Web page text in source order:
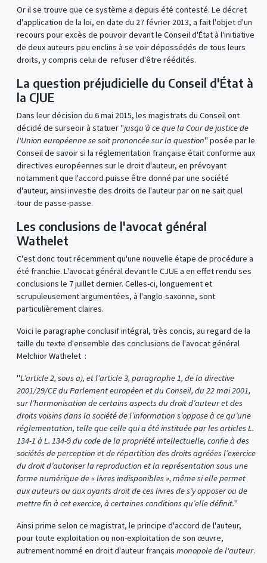
Or il se trouve que ce système a depuis été contesté. Le décret
d'application de la loi, en date du 27 février 2013, a fait l'objet d'un
recours pour excès de pouvoir devant le Conseil d'État à l'initiative
de deux auteurs peu enclins à se voir dépossédés de tous leurs
droits, y compris celui de refuser d'être réédités.
La question préjudicielle du Conseil d'État à
la CJUE
Dans leur décision du 6 mai 2015, les magistrats du Conseil ont
décidé de surseoir à statuer "jusqu'à ce que la Cour de justice de
l'Union européenne se soit prononcée sur la question" posée par le
Conseil de savoir si la réglementation française était conforme aux
directives européennes sur le droit d'auteur, en prévoyant
notamment que l'accord puisse être donné par une société
d'auteur, ainsi investie des droits de l'auteur par on ne sait quel
tour de passe-passe.
Les conclusions de l'avocat général
Wathelet
C'est donc tout récemment qu'une nouvelle étape de procédure a
été franchie. L'avocat général devant le CJUE a en effet rendu ses
conclusions le 7 juillet dernier. Celles-ci, longuement et
scrupuleusement argumentées, à l'anglo-saxonne, sont
particulièrement claires.
Voici le paragraphe conclusif intégral, très concis, au regard de la
taille du texte d'ensemble des conclusions de l'avocat général
Melchior Wathelet :
"L’article 2, sous a), et l’article 3, paragraphe 1, de la directive
2001/29/CE du Parlement européen et du Conseil, du 22 mai 2001,
sur l’harmonisation de certains aspects du droit d’auteur et des
droits voisins dans la société de l’information s’oppose à ce qu’une
réglementation, telle que celle qui a été instituée par les articles L.
134-1 à L. 134-9 du code de la propriété intellectuelle, confie à des
sociétés de perception et de répartition des droits agréées l’exercice
du droit d’autoriser la reproduction et la représentation sous une
forme numérique de « livres indisponibles », même si elle permet
aux auteurs ou aux ayants droit de ces livres de s’y opposer ou de
mettre fin à cet exercice, à certaines conditions qu’elle définit."
Ainsi prime selon ce magistrat, le principe d'accord de l'auteur,
pour toute exploitation ou non-exploitation de son œuvre,
autrement nommé en droit d'auteur français monopole de l'auteur.